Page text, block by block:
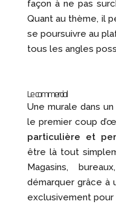
façon à ne pas
Quant au thème, il
se poursuivre au
tous les angles
Le commercial
Une murale dans
le premier coup
particulière et
être là tout
Magasins,
démarquer grâce à
exclusivement pour